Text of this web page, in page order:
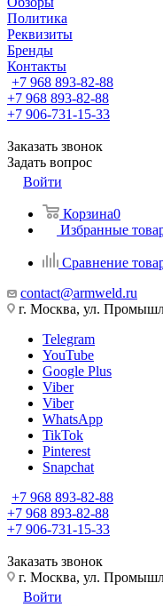
Политика
Реквизиты
Бренды
Контакты
+7 968 893-82-88
+7 968 893-82-88
+7 906-731-15-33
Заказать звонок
Задать вопрос
Войти
Корзина0
Избранные
Сравнение
contact@armweld.ru
г. Москва, ул.
Telegram
YouTube
Google Plus
Viber
Viber
WhatsApp
TikTok
Pinterest
Snapchat
+7 968 893-82-88
+7 968 893-82-88
+7 906-731-15-33
Заказать звонок
г. Москва, ул.
Войти